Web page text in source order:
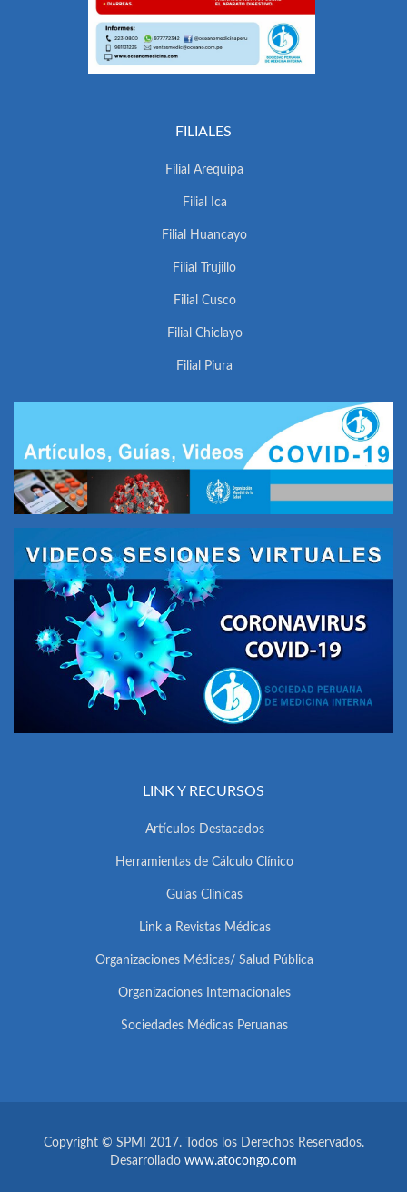
FILIALES
Filial Arequipa
Filial Ica
Filial Huancayo
Filial Trujillo
Filial Cusco
Filial Chiclayo
Filial Piura
LINK Y RECURSOS
Artículos Destacados
Herramientas de Cálculo Clínico
Guías Clínicas
Link a Revistas Médicas
Organizaciones Médicas/ Salud Pública
Organizaciones Internacionales
Sociedades Médicas Peruanas
Copyright © SPMI 2017. Todos los Derechos Reservados.
Desarrollado www.atocongo.com